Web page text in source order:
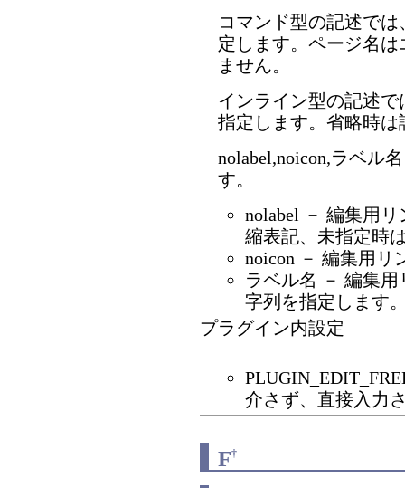
コマンド型の記述で
定します。ページ名
ません。
インライン型の記述
指定します。省略時
nolabel,noicon,ラベル
す。
nolabel － 編集用
縮表記、未指定時
noicon － 編集用リ
ラベル名 － 編集
字列を指定します
プラグイン内設定
介さず、直接入力
F†